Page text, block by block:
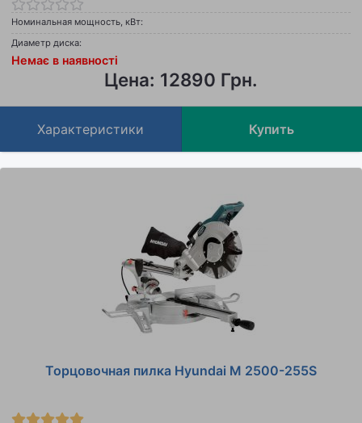
Номинальная мощность, кВт:
Диаметр диска:
Цена: 12890 Грн.
Немає в наявності
Характеристики Купить
Торцовочная пилка Hyundai M 2500-255S